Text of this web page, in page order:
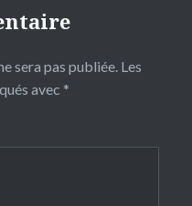
sera pas publiée.Les
avec *